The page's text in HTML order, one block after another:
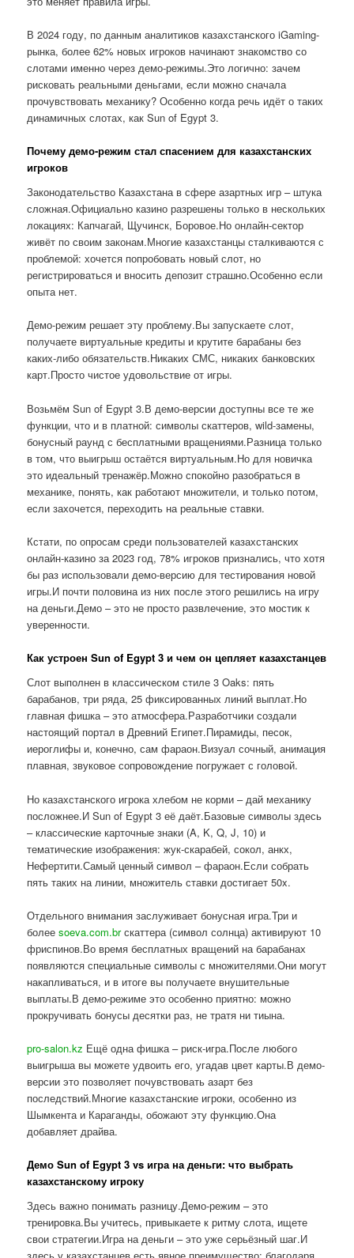
В 2024 году, по данным аналитиков казахстанского iGaming-
рынка, более 62% новых игроков начинают знакомство со
слотами именно через демо-режимы.Это логично: зачем
рисковать реальными деньгами, если можно сначала
прочувствовать механику? Особенно когда речь идёт о таких
динамичных слотах, как Sun of Egypt 3.
Почему демо-режим стал спасением для казахстанских
игроков
Законодательство Казахстана в сфере азартных игр – штука
сложная.Официально казино разрешены только в нескольких
локациях: Капчагай, Щучинск, Боровое.Но онлайн-сектор
живёт по своим законам.Многие казахстанцы сталкиваются с
проблемой: хочется попробовать новый слот, но
регистрироваться и вносить депозит страшно.Особенно если
опыта нет.
Демо-режим решает эту проблему.Вы запускаете слот,
получаете виртуальные кредиты и крутите барабаны без
каких-либо обязательств.Никаких СМС, никаких банковских
карт.Просто чистое удовольствие от игры.
Возьмём Sun of Egypt 3.В демо-версии доступны все те же
функции, что и в платной: символы скаттеров, wild-замены,
бонусный раунд с бесплатными вращениями.Разница только
в том, что выигрыш остаётся виртуальным.Но для новичка
это идеальный тренажёр.Можно спокойно разобраться в
механике, понять, как работают множители, и только потом,
если захочется, переходить на реальные ставки.
Кстати, по опросам среди пользователей казахстанских
онлайн-казино за 2023 год, 78% игроков признались, что хотя
бы раз использовали демо-версию для тестирования новой
игры.И почти половина из них после этого решились на игру
на деньги.Демо – это не просто развлечение, это мостик к
уверенности.
Как устроен Sun of Egypt 3 и чем он цепляет казахстанцев
Слот выполнен в классическом стиле 3 Oaks: пять
барабанов, три ряда, 25 фиксированных линий выплат.Но
главная фишка – это атмосфера.Разработчики создали
настоящий портал в Древний Египет.Пирамиды, песок,
иероглифы и, конечно, сам фараон.Визуал сочный, анимация
плавная, звуковое сопровождение погружает с головой.
Но казахстанского игрока хлебом не корми – дай механику
посложнее.И Sun of Egypt 3 её даёт.Базовые символы здесь
– классические карточные знаки (A, K, Q, J, 10) и
тематические изображения: жук-скарабей, сокол, анкх,
Нефертити.Самый ценный символ – фараон.Если собрать
пять таких на линии, множитель ставки достигает 50x.
Отдельного внимания заслуживает бонусная игра.Три и
болееsoeva.com.brскаттера (символ солнца) активируют 10
фриспинов.Во время бесплатных вращений на барабанах
появляются специальные символы с множителями.Они могут
накапливаться, и в итоге вы получаете внушительные
выплаты.В демо-режиме это особенно приятно: можно
прокручивать бонусы десятки раз, не тратя ни тиына.
pro-salon.kz Ещё одна фишка – риск-игра.После любого
выигрыша вы можете удвоить его, угадав цвет карты.В демо-
версии это позволяет почувствовать азарт без
последствий.Многие казахстанские игроки, особенно из
Шымкента и Караганды, обожают эту функцию.Она
добавляет драйва.
Демо Sun of Egypt 3 vs игра на деньги: что выбрать
казахстанскому игроку
Здесь важно понимать разницу.Демо-режим – это
тренировка.Вы учитесь, привыкаете к ритму слота, ищете
свои стратегии.Игра на деньги – это уже серьёзный шаг.И